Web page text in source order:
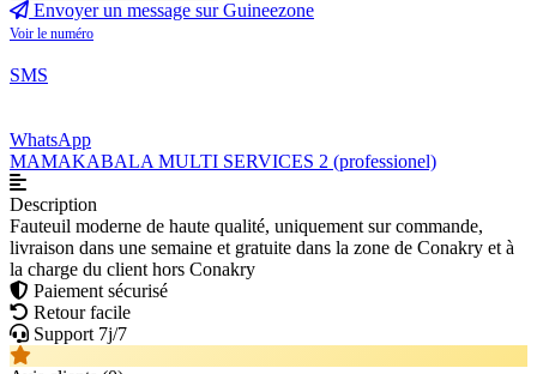
Envoyer un message sur Guineezone
Voir le numéro
SMS
WhatsApp
MAMAKABALA MULTI SERVICES 2 (professionel)
Description
Fauteuil moderne de haute qualité, uniquement sur commande,
livraison dans une semaine et gratuite dans la zone de Conakry et à
la charge du client hors Conakry
Paiement sécurisé
Retour facile
Support 7j/7